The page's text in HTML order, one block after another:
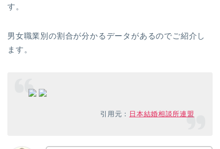
す。
男女職業別の割合が分かるデータがあるのでご紹介し
ます。
引用元： 日本結婚相談所連盟